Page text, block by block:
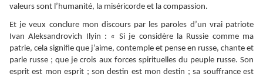
valeurs sont l’humanité, la miséricorde et la compassion.
Et je veux conclure mon discours par les paroles d’un vrai patriote
Ivan Aleksandrovich Ilyin : « Si je considère la Russie comme ma
patrie, cela signifie que j’aime, contemple et pense en russe, chante et
parle russe ; que je crois aux forces spirituelles du peuple russe. Son
esprit est mon esprit ; son destin est mon destin ; sa souffrance est